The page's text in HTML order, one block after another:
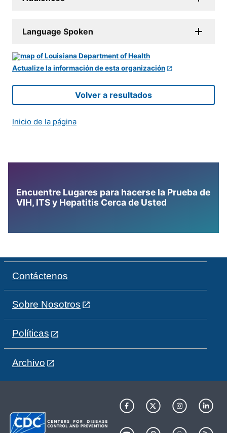
Language Spoken
Actualize la información de esta organización
Volver a resultados
Inicio de la página
Encuentre Lugares para hacerse la Prueba de
VIH, ITS y Hepatitis Cerca de Usted
Contáctenos
Sobre Nosotros
Políticas
Archivo